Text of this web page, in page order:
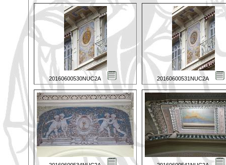
20160600530NUC2A 20160600531NUC2A